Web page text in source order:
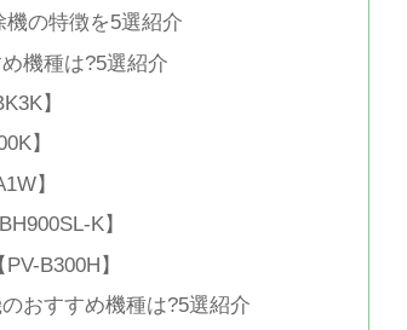
の特徴を5選紹介
機種は?5選紹介
】
】
】
K】
B300H】
おすすめ機種は?5選紹介